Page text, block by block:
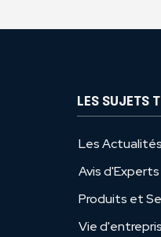
LES SUJETS
Les Actualités
Avis d'Experts
Produits et
Vie